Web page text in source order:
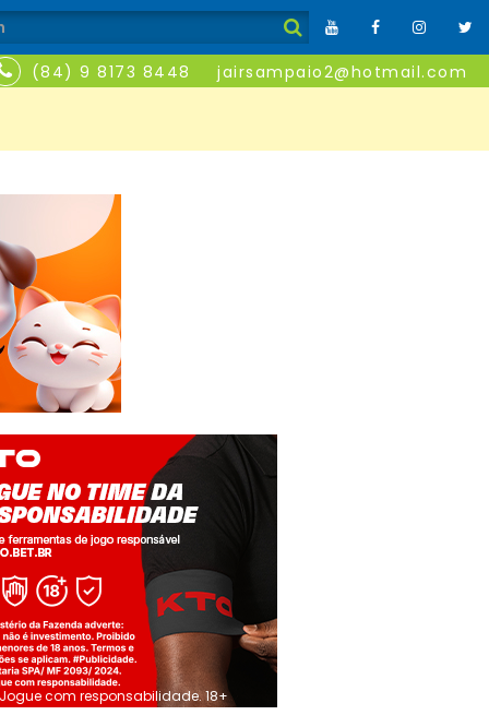
(84) 9 8173 8448 jairsampaio2@hotmail.com
Jogue com responsabilidade. 18+